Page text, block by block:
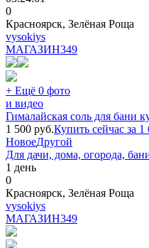
0
Красноярск, Зелёная Роща
vysokiys
МАГАЗИН349
+ Ещё 0 фото
и видео
Гималайская соль для бани
1 500 руб.Купить сейчас за 1
НовоеДругой
Для дачи, дома, огорода,
1 день
0
Красноярск, Зелёная Роща
vysokiys
МАГАЗИН349